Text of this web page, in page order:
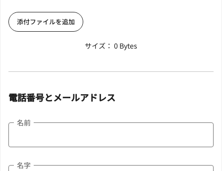
添付ファイルを追加
サイズ： 0 Bytes
電話番号とメールアドレス
名前
名字